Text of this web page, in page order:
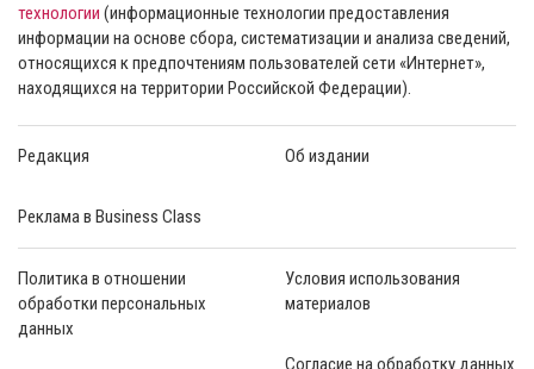
технологии (информационные технологии предоставления
информации на основе сбора, систематизации и анализа сведений,
относящихся к предпочтениям пользователей сети «Интернет»,
находящихся на территории Российской Федерации).
Редакция Об издании
Реклама в Business Class
Политика в отношении
обработки персональных
данных
Условия использования
материалов
Согласие на обработку данных